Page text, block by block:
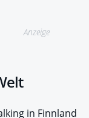
Anzeige
in Finnland